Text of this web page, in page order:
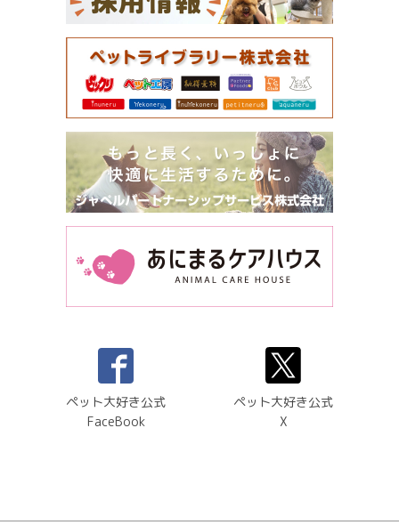
ペット大好き公式
FaceBook
ペット大好き公式
X